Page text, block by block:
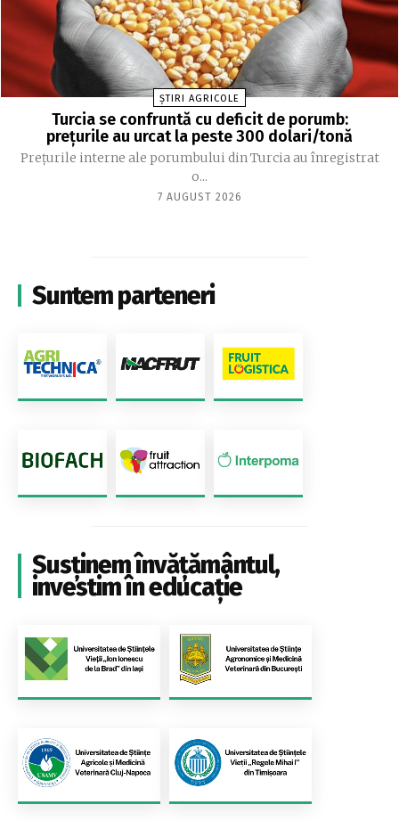
ȘTIRI AGRICOLE
Turcia se confruntă cu deficit de porumb:
prețurile au urcat la peste 300 dolari/tonă
Prețurile interne ale porumbului din Turcia au înregistrat
o...
7 AUGUST 2026
Suntem parteneri
Susținem învățământul,
investim în educație